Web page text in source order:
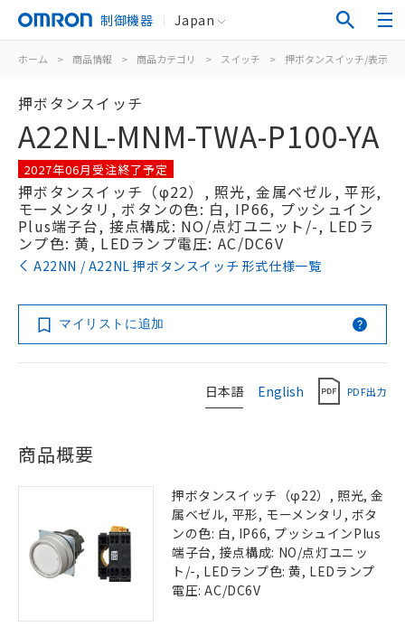
制御機器 Japan
ホーム > 商品情報 > 商品カテゴリ > スイッチ > 押ボタンスイッチ/表示灯
押ボタンスイッチ
A22NL-MNM-TWA-P100-YA
2027年06月受注終了予定
押ボタンスイッチ（φ22）, 照光, 金属ベゼル, 平形,
モーメンタリ, ボタンの色: 白, IP66, プッシュイン
Plus端子台, 接点構成: NO/点灯ユニット/-, LEDラ
ンプ色: 黄, LEDランプ電圧: AC/DC6V
A22NN / A22NL 押ボタンスイッチ 形式仕様一覧
マイリストに追加
日本語 English PDF出力
商品概要
押ボタンスイッチ（φ22）, 照光, 金
属ベゼル, 平形, モーメンタリ, ボタ
ンの色: 白, IP66, プッシュインPlus
端子台, 接点構成: NO/点灯ユニッ
ト/-, LEDランプ色: 黄, LEDランプ
電圧: AC/DC6V